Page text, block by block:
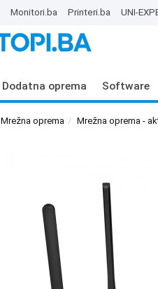
Monitori.ba Printeri.ba UNI-
Dodatna oprema Software
Mrežna oprema Mrežna oprema -